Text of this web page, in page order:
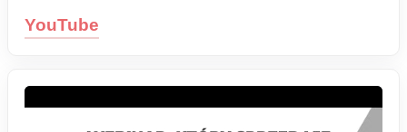
YouTube